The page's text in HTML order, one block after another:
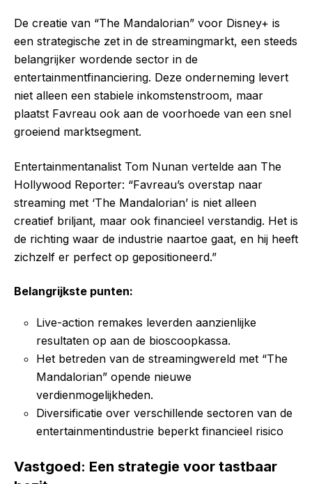
De creatie van “The Mandalorian” voor Disney+ is
een strategische zet in de streamingmarkt, een steeds
belangrijker wordende sector in de
entertainmentfinanciering. Deze onderneming levert
niet alleen een stabiele inkomstenstroom, maar
plaatst Favreau ook aan de voorhoede van een snel
groeiend marktsegment.
Entertainmentanalist Tom Nunan vertelde aan The
Hollywood Reporter: “Favreau’s overstap naar
streaming met ‘The Mandalorian’ is niet alleen
creatief briljant, maar ook financieel verstandig. Het is
de richting waar de industrie naartoe gaat, en hij heeft
zichzelf er perfect op gepositioneerd.”
Belangrijkste punten:
Live-action remakes leverden aanzienlijke
resultaten op aan de bioscoopkassa.
Het betreden van de streamingwereld met “The
Mandalorian” opende nieuwe
verdienmogelijkheden.
Diversificatie over verschillende sectoren van de
entertainmentindustrie beperkt financieel risico
Vastgoed: Een strategie voor tastbaar